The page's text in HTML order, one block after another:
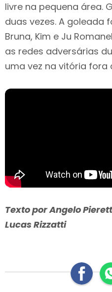
livre na pequena área.
duas vezes. A goleada
Bruna, Kim e Ju
as redes adversárias
uma vez na vitória fora
Texto por Angelo
Lucas Rizzatti